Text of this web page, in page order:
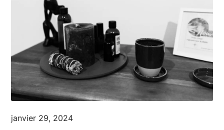
janvier 29, 2024